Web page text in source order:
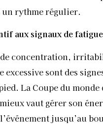
un rythme régulier.
aux signaux de fatigue
concentration,
excessive sont des
La Coupe du
vaut gérer son
jusqu’au